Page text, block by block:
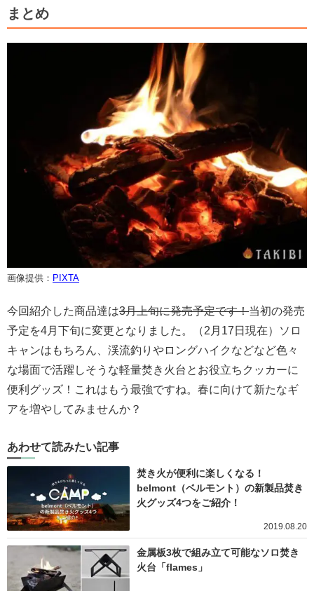
まとめ
画像提供： PIXTA
今回紹介した商品達は3月上旬に発売予定です！当初の発売
予定を4月下旬に変更となりました。（2月17日現在）ソロ
キャンはもちろん、渓流釣りやロングハイクなどなど色々
な場面で活躍しそうな軽量焚き火台とお役立ちクッカーに
便利グッズ！これはもう最強ですね。春に向けて新たなギ
アを増やしてみませんか？
あわせて読みたい記事
焚き火が便利に楽しくなる！
belmont（ベルモント）の新製品焚き
火グッズ4つをご紹介！
2019.08.20
金属板3枚で組み立て可能なソロ焚き
火台「flames」